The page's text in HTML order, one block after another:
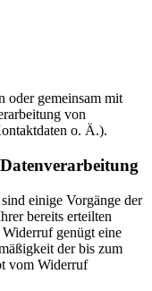
oder gemeinsam mit
von
o. Ä.).
einige Vorgänge der
bereits erteilten
genügt eine
der bis zum
vom Widerruf